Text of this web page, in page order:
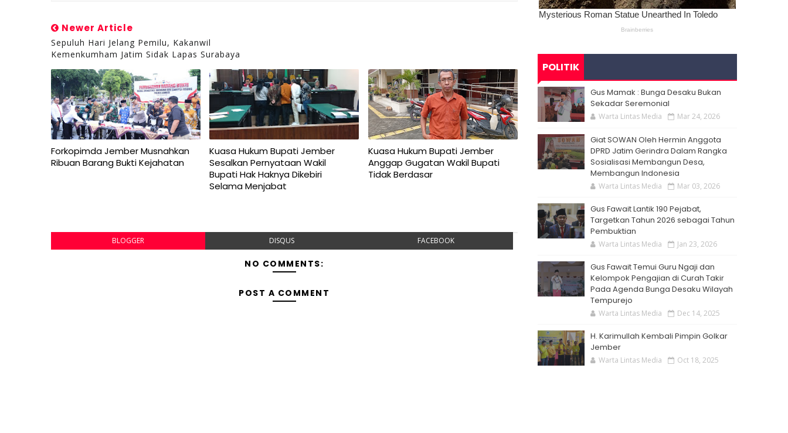
Newer Article
Sepuluh Hari Jelang Pemilu, Kakanwil
Kemenkumham Jatim Sidak Lapas Surabaya
Forkopimda Jember Musnahkan
Ribuan Barang Bukti Kejahatan
Kuasa Hukum Bupati Jember
Sesalkan Pernyataan Wakil
Bupati Hak Haknya Dikebiri
Selama Menjabat
Kuasa Hukum Bupati Jember
Anggap Gugatan Wakil Bupati
Tidak Berdasar
BLOGGER DISQUS FACEBOOK
NO COMMENTS:
POST A COMMENT
POLITIK
Gus Mamak : Bunga Desaku Bukan
Sekadar Seremonial
Warta Lintas Media Mar 24, 2026
Giat SOWAN Oleh Hermin Anggota
DPRD Jatim Gerindra Dalam Rangka
Sosialisasi Membangun Desa,
Membangun Indonesia
Warta Lintas Media Mar 03, 2026
Gus Fawait Lantik 190 Pejabat,
Targetkan Tahun 2026 sebagai Tahun
Pembuktian
Warta Lintas Media Jan 23, 2026
Gus Fawait Temui Guru Ngaji dan
Kelompok Pengajian di Curah Takir
Pada Agenda Bunga Desaku Wilayah
Tempurejo
Warta Lintas Media Dec 14, 2025
H. Karimullah Kembali Pimpin Golkar
Jember
Warta Lintas Media Oct 18, 2025